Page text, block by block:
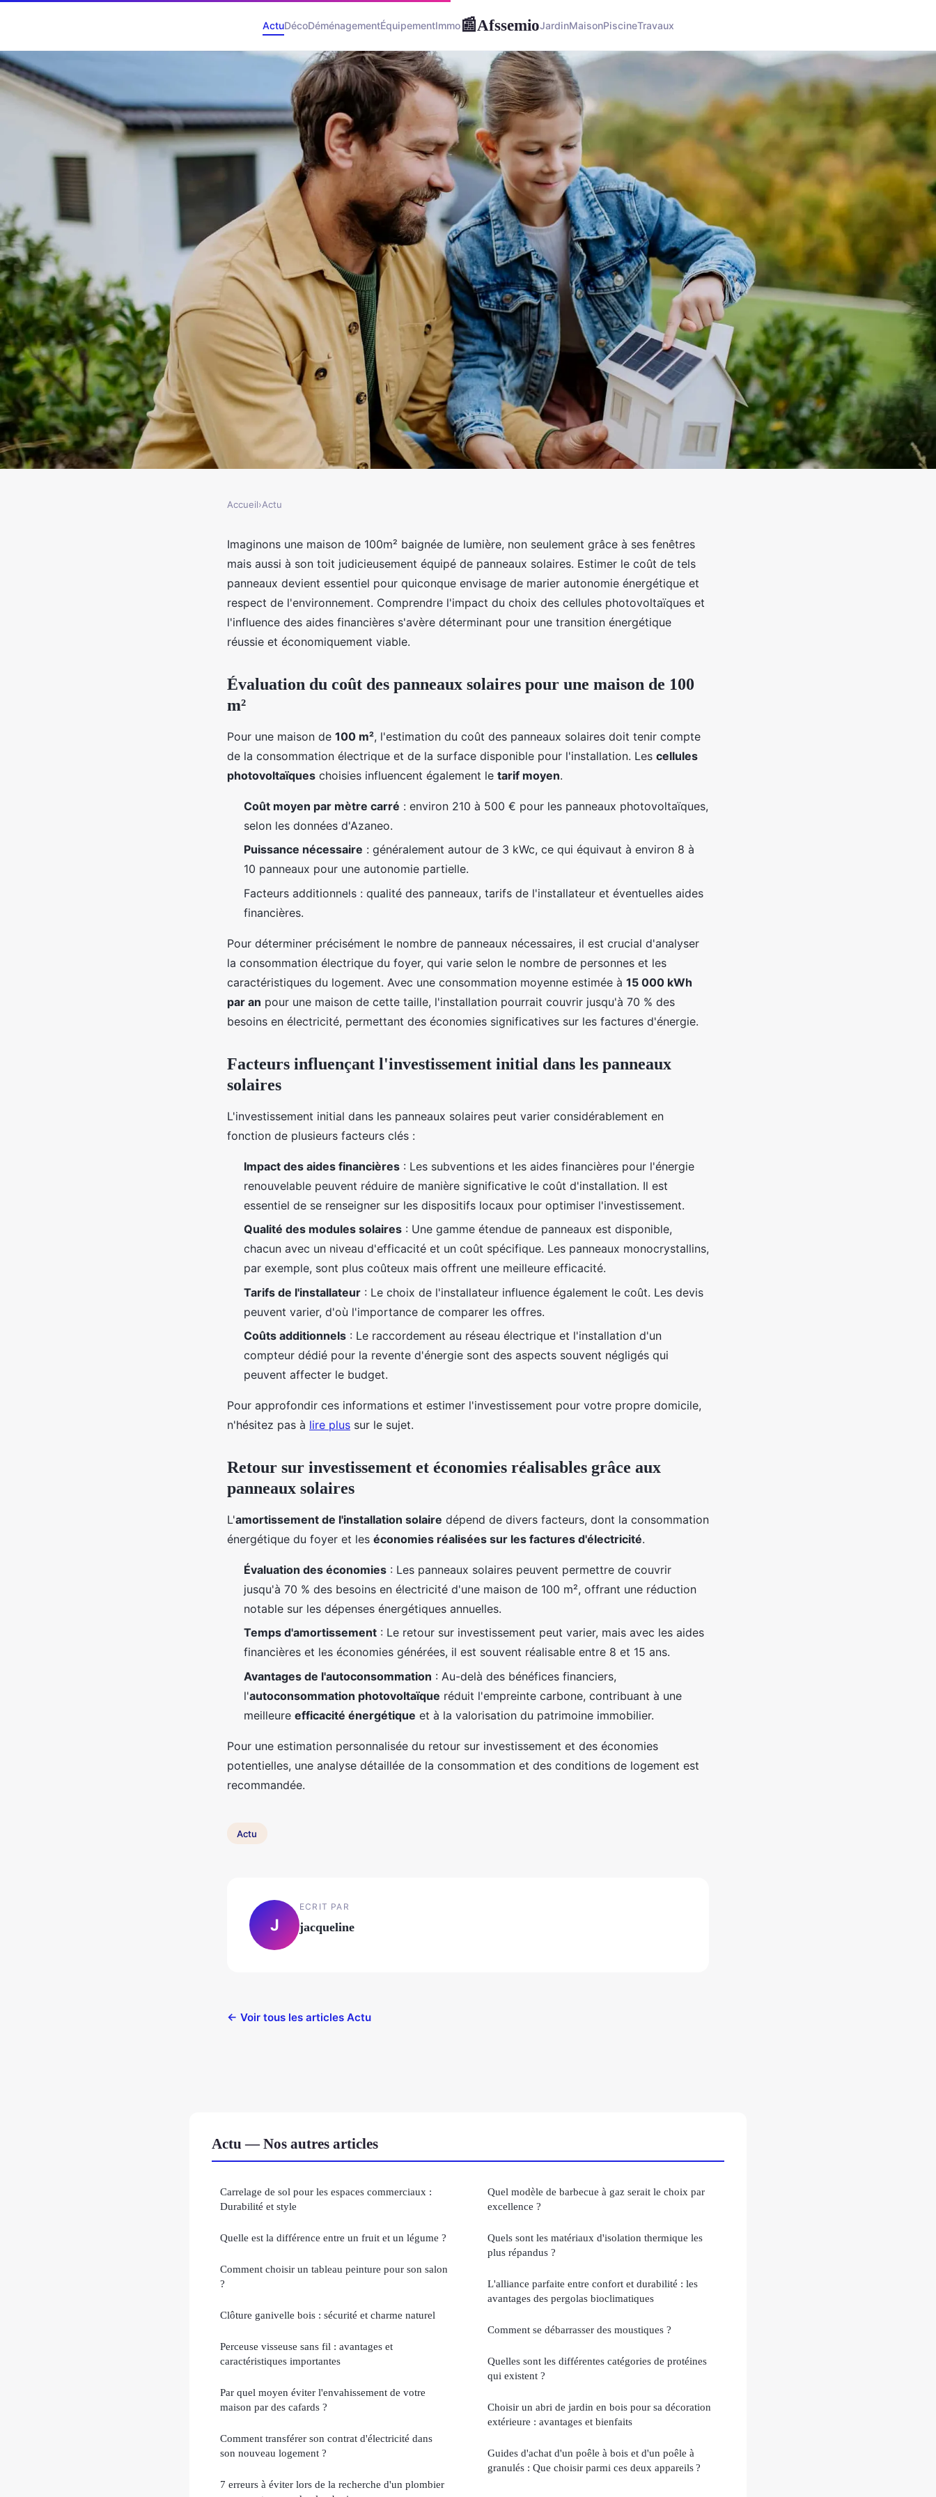
ActuDécoDéménagementÉquipementImmo📰AfssemioJardinMaisonPiscineTravaux
Coût panneaux solaires pour 100m²
Accueil›Actu
Imaginons une maison de 100m² baignée de lumière, non seulement grâce à ses fenêtres
mais aussi à son toit judicieusement équipé de panneaux solaires. Estimer le coût de tels
panneaux devient essentiel pour quiconque envisage de marier autonomie énergétique et
respect de l'environnement. Comprendre l'impact du choix des cellules photovoltaïques et
l'influence des aides financières s'avère déterminant pour une transition énergétique
réussie et économiquement viable.
Évaluation du coût des panneaux solaires pour une maison de 100
m²
Pour une maison de 100 m², l'estimation du coût des panneaux solaires doit tenir compte
de la consommation électrique et de la surface disponible pour l'installation. Les cellules
photovoltaïques choisies influencent également le tarif moyen.
Coût moyen par mètre carré : environ 210 à 500 € pour les panneaux photovoltaïques,
selon les données d'Azaneo.
Puissance nécessaire : généralement autour de 3 kWc, ce qui équivaut à environ 8 à
10 panneaux pour une autonomie partielle.
Facteurs additionnels : qualité des panneaux, tarifs de l'installateur et éventuelles aides
financières.
Pour déterminer précisément le nombre de panneaux nécessaires, il est crucial d'analyser
la consommation électrique du foyer, qui varie selon le nombre de personnes et les
caractéristiques du logement. Avec une consommation moyenne estimée à 15 000 kWh
par an pour une maison de cette taille, l'installation pourrait couvrir jusqu'à 70 % des
besoins en électricité, permettant des économies significatives sur les factures d'énergie.
Facteurs influençant l'investissement initial dans les panneaux
solaires
L'investissement initial dans les panneaux solaires peut varier considérablement en
fonction de plusieurs facteurs clés :
Impact des aides financières : Les subventions et les aides financières pour l'énergie
renouvelable peuvent réduire de manière significative le coût d'installation. Il est
essentiel de se renseigner sur les dispositifs locaux pour optimiser l'investissement.
Qualité des modules solaires : Une gamme étendue de panneaux est disponible,
chacun avec un niveau d'efficacité et un coût spécifique. Les panneaux monocrystallins,
par exemple, sont plus coûteux mais offrent une meilleure efficacité.
Tarifs de l'installateur : Le choix de l'installateur influence également le coût. Les devis
peuvent varier, d'où l'importance de comparer les offres.
Coûts additionnels : Le raccordement au réseau électrique et l'installation d'un
compteur dédié pour la revente d'énergie sont des aspects souvent négligés qui
peuvent affecter le budget.
Pour approfondir ces informations et estimer l'investissement pour votre propre domicile,
n'hésitez pas à lire plus sur le sujet.
Retour sur investissement et économies réalisables grâce aux
panneaux solaires
L'amortissement de l'installation solaire dépend de divers facteurs, dont la consommation
énergétique du foyer et les économies réalisées sur les factures d'électricité.
Évaluation des économies : Les panneaux solaires peuvent permettre de couvrir
jusqu'à 70 % des besoins en électricité d'une maison de 100 m², offrant une réduction
notable sur les dépenses énergétiques annuelles.
Temps d'amortissement : Le retour sur investissement peut varier, mais avec les aides
financières et les économies générées, il est souvent réalisable entre 8 et 15 ans.
Avantages de l'autoconsommation : Au-delà des bénéfices financiers,
l'autoconsommation photovoltaïque réduit l'empreinte carbone, contribuant à une
meilleure efficacité énergétique et à la valorisation du patrimoine immobilier.
Pour une estimation personnalisée du retour sur investissement et des économies
potentielles, une analyse détaillée de la consommation et des conditions de logement est
recommandée.
Actu
J
ECRIT PAR
jacqueline
← Voir tous les articles Actu
Actu — Nos autres articles
Carrelage de sol pour les espaces commerciaux :
Durabilité et style
Quelle est la différence entre un fruit et un légume ?
Comment choisir un tableau peinture pour son salon
?
Clôture ganivelle bois : sécurité et charme naturel
Perceuse visseuse sans fil : avantages et
caractéristiques importantes
Par quel moyen éviter l'envahissement de votre
maison par des cafards ?
Comment transférer son contrat d'électricité dans
son nouveau logement ?
7 erreurs à éviter lors de la recherche d'un plombier
Quel modèle de barbecue à gaz serait le choix par
excellence ?
Quels sont les matériaux d'isolation thermique les
plus répandus ?
L'alliance parfaite entre confort et durabilité : les
avantages des pergolas bioclimatiques
Comment se débarrasser des moustiques ?
Quelles sont les différentes catégories de protéines
qui existent ?
Choisir un abri de jardin en bois pour sa décoration
extérieure : avantages et bienfaits
Guides d'achat d'un poêle à bois et d'un poêle à
granulés : Que choisir parmi ces deux appareils ?